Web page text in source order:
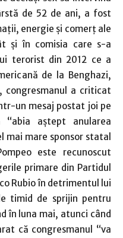
de 52 de ani, a fost
energie şi comerţ ale
şi în comisia care s-a
terorist din 2012 ce a
de la Benghazi,
congresmanul a criticat
un mesaj postat joi pe
aştept anularea
mai mare sponsor statal
este recunoscut
primare din Partidul
Rubio în detrimentul lui
timid de sprijin pentru
în luna mai, atunci când
că congresmanul “va